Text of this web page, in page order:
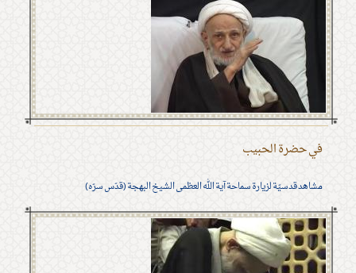
في حضرة الحبيب
مشاهد قدسيّة لزيارة سماحة آية الله العظمى الشيخ البهجة (قدّس سرّه)